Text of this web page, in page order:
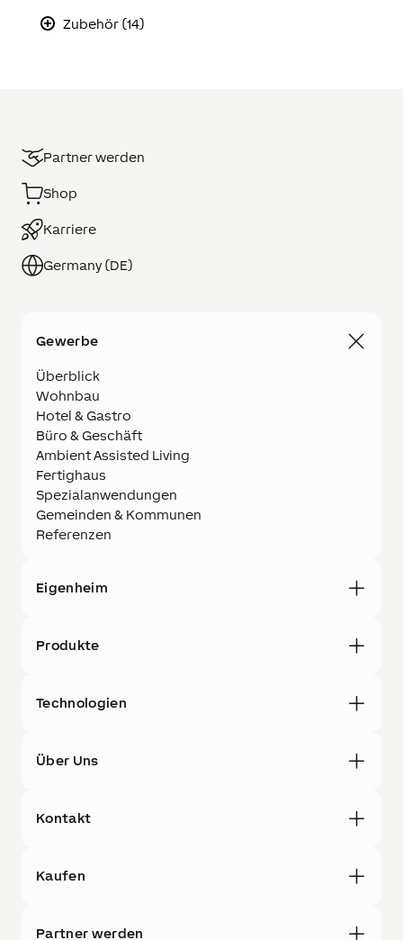
Zubehör (14)
Partner werden
Shop
Karriere
Germany (DE)
Gewerbe
Überblick
Wohnbau
Hotel & Gastro
Büro & Geschäft
Ambient Assisted Living
Fertighaus
Spezialanwendungen
Gemeinden & Kommunen
Referenzen
Eigenheim
Produkte
Technologien
Über Uns
Kontakt
Kaufen
Partner werden